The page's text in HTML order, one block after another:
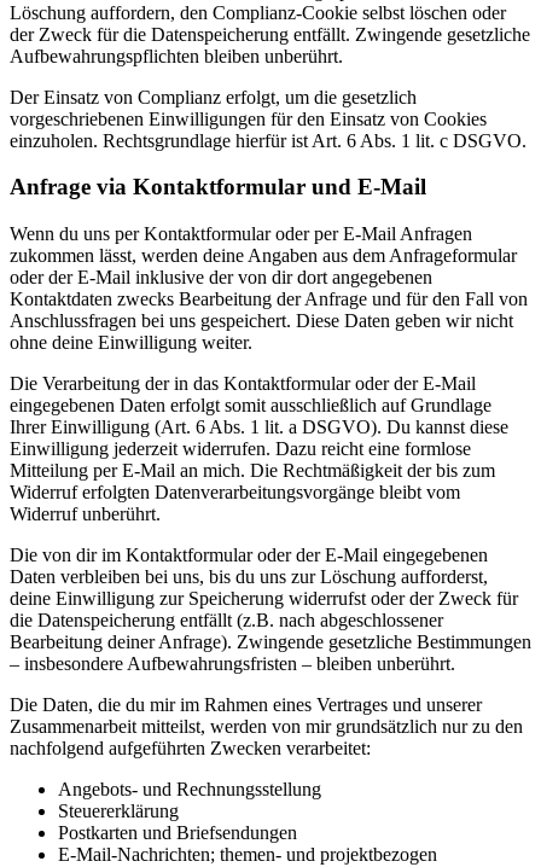
Löschung auffordern, den Complianz-Cookie selbst löschen oder
der Zweck für die Datenspeicherung entfällt. Zwingende gesetzliche
Aufbewahrungspflichten bleiben unberührt.
Der Einsatz von Complianz erfolgt, um die gesetzlich
vorgeschriebenen Einwilligungen für den Einsatz von Cookies
einzuholen. Rechtsgrundlage hierfür ist Art. 6 Abs. 1 lit. c DSGVO.
Anfrage via Kontaktformular und E-Mail
Wenn du uns per Kontaktformular oder per E-Mail Anfragen
zukommen lässt, werden deine Angaben aus dem Anfrageformular
oder der E-Mail inklusive der von dir dort angegebenen
Kontaktdaten zwecks Bearbeitung der Anfrage und für den Fall von
Anschlussfragen bei uns gespeichert. Diese Daten geben wir nicht
ohne deine Einwilligung weiter.
Die Verarbeitung der in das Kontaktformular oder der E-Mail
eingegebenen Daten erfolgt somit ausschließlich auf Grundlage
Ihrer Einwilligung (Art. 6 Abs. 1 lit. a DSGVO). Du kannst diese
Einwilligung jederzeit widerrufen. Dazu reicht eine formlose
Mitteilung per E-Mail an mich. Die Rechtmäßigkeit der bis zum
Widerruf erfolgten Datenverarbeitungsvorgänge bleibt vom
Widerruf unberührt.
Die von dir im Kontaktformular oder der E-Mail eingegebenen
Daten verbleiben bei uns, bis du uns zur Löschung aufforderst,
deine Einwilligung zur Speicherung widerrufst oder der Zweck für
die Datenspeicherung entfällt (z.B. nach abgeschlossener
Bearbeitung deiner Anfrage). Zwingende gesetzliche Bestimmungen
– insbesondere Aufbewahrungsfristen – bleiben unberührt.
Die Daten, die du mir im Rahmen eines Vertrages und unserer
Zusammenarbeit mitteilst, werden von mir grundsätzlich nur zu den
nachfolgend aufgeführten Zwecken verarbeitet:
Angebots- und Rechnungsstellung
Steuererklärung
Postkarten und Briefsendungen
E-Mail-Nachrichten; themen- und projektbezogen